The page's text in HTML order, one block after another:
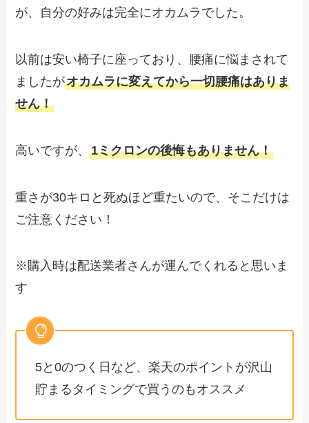
が、自分の好みは完全にオカムラでした。
以前は安い椅子に座っており、腰痛に悩まされて
ましたがオカムラに変えてから一切腰痛はありま
せん！
高いですが、1ミクロンの後悔もありません！
重さが30キロと死ぬほど重たいので、そこだけは
ご注意ください！
※購入時は配送業者さんが運んでくれると思いま
す
5と0のつく日など、楽天のポイントが沢山
貯まるタイミングで買うのもオススメ